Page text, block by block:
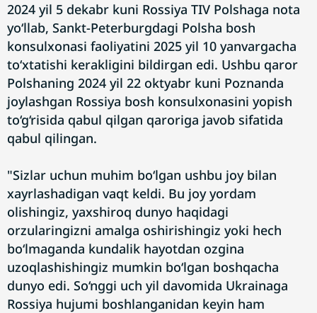
2024 yil 5 dekabr kuni Rossiya TIV Polshaga nota
yo‘llab, Sankt-Peterburgdagi Polsha bosh
konsulxonasi faoliyatini 2025 yil 10 yanvargacha
to‘xtatishi kerakligini bildirgan edi. Ushbu qaror
Polshaning 2024 yil 22 oktyabr kuni Poznanda
joylashgan Rossiya bosh konsulxonasini yopish
to‘g‘risida qabul qilgan qaroriga javob sifatida
qabul qilingan.
"Sizlar uchun muhim bo‘lgan ushbu joy bilan
xayrlashadigan vaqt keldi. Bu joy yordam
olishingiz, yaxshiroq dunyo haqidagi
orzularingizni amalga oshirishingiz yoki hech
bo‘lmaganda kundalik hayotdan ozgina
uzoqlashishingiz mumkin bo‘lgan boshqacha
dunyo edi. So‘nggi uch yil davomida Ukrainaga
Rossiya hujumi boshlanganidan keyin ham